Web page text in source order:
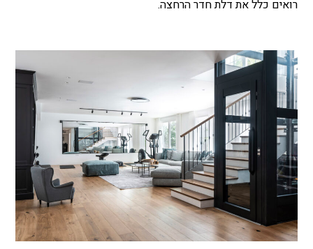
רואים כלל את דלת חדר הרחצה.